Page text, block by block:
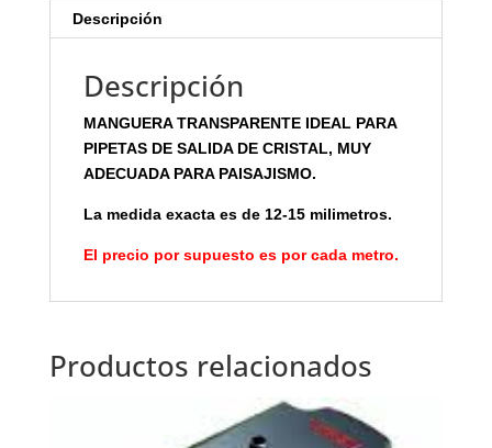
Descripción
Descripción
MANGUERA TRANSPARENTE IDEAL PARA
PIPETAS DE SALIDA DE CRISTAL, MUY
ADECUADA PARA PAISAJISMO.
La medida exacta es de 12-15 milimetros.
El precio por supuesto es por cada metro.
Productos relacionados